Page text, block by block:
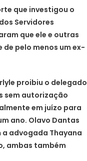
que investigou o
Servidores
que ele e outras
pelo menos um ex-
proibiu o delegado
sem autorização
em juízo para
ano. Olavo Dantas
advogada Thayana
ambas também